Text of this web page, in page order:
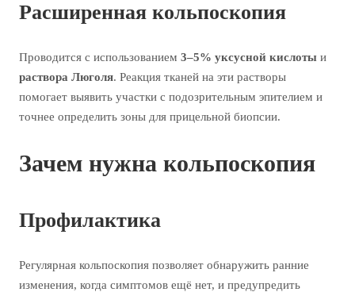
Расширенная кольпоскопия
Проводится с использованием 3–5% уксусной кислоты и
раствора Люголя. Реакция тканей на эти растворы
помогает выявить участки с подозрительным эпителием и
точнее определить зоны для прицельной биопсии.
Зачем нужна кольпоскопия
Профилактика
Регулярная кольпоскопия позволяет обнаружить ранние
изменения, когда симптомов ещё нет, и предупредить